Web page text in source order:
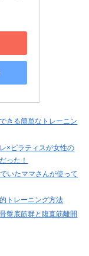
きる簡単なトレーニン
×ピラティスが女性の
った！
いたママさんが使って
トレーニング方法
盤底筋群と腹直筋離開